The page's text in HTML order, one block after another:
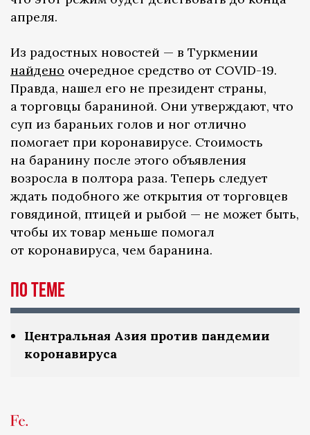
апреля.
Из радостных новостей — в Туркмении
найдено очередное средство от COVID-19.
Правда, нашел его не президент страны,
а торговцы бараниной. Они утверждают, что
суп из бараньих голов и ног отлично
помогает при коронавирусе. Стоимость
на баранину после этого объявления
возросла в полтора раза. Теперь следует
ждать подобного же открытия от торговцев
говядиной, птицей и рыбой — не может быть,
чтобы их товар меньше помогал
от коронавируса, чем баранина.
По теме
Центральная Азия против пандемии
коронавируса